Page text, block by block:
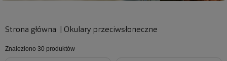
Strona główna Okulary przeciwsłoneczne
Znaleziono 30 produktów